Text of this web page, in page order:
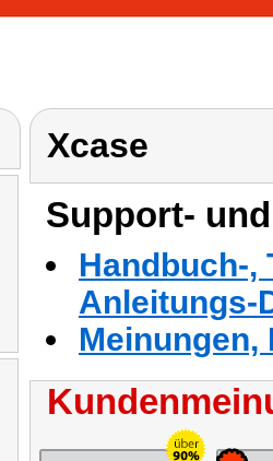
Xcase
Support-
Handbuch-,
Anleitungs-